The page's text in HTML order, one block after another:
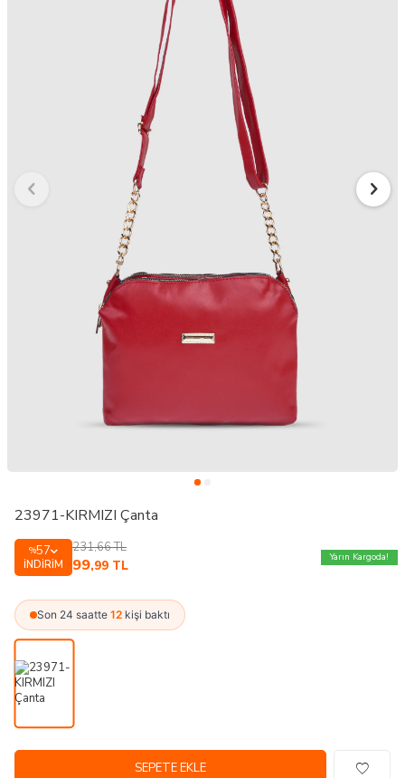
23971-KIRMIZI Çanta
%57
İNDIRIM
231,66TL
99,99 TL
Yarın Kargoda!
Son 24 saatte 12 kişi baktı
SEPETE EKLE